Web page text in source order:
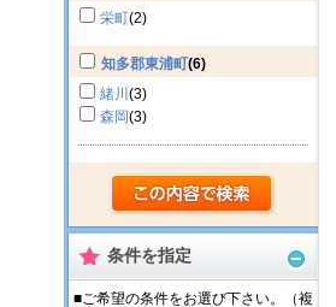
栄町(2)
知多郡東浦町(6)
緒川 (3)
森岡(3)
条件を指定
■ご希望の条件をお選び下さい。（複